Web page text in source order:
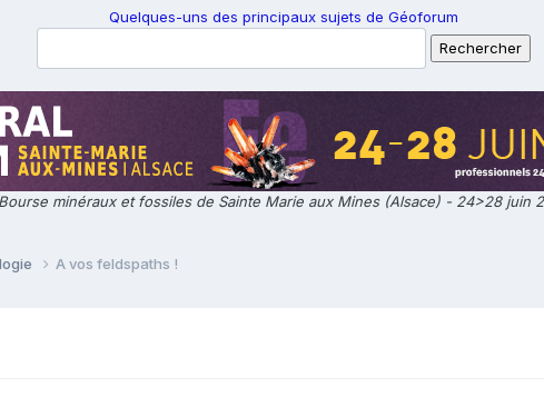
Quelques-uns des principaux sujets de Géoforum
Bourse minéraux et fossiles de Sainte Marie aux Mines (Alsace) - 24>28 juin
A vos feldspaths !